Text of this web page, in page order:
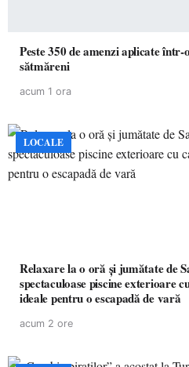
Peste 350 de amenzi aplicate
sătmăreni
acum 1 ora
LOCALE
Relaxare la o oră și jumătate de
spectaculoase piscine exterioare
ideale pentru o escapadă de vară
acum 2 ore